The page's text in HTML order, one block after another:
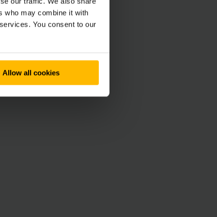
who may combine it with
You consent to our
Allow all cookies
temps, de
Notre Telematics